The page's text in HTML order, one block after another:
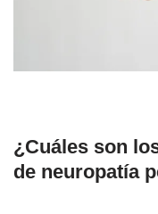
¿Cuáles son
de neuropatía